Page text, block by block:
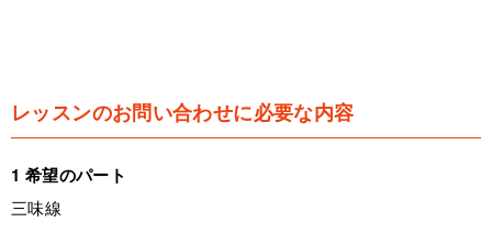
レッスンのお問い合わせに必要な内容
1 希望のパート
三味線